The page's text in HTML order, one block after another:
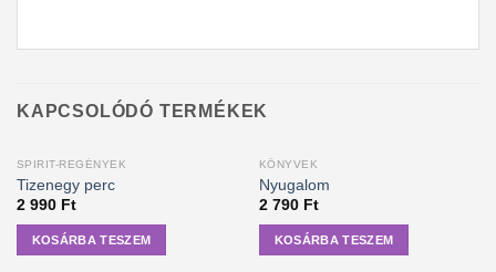
KAPCSOLÓDÓ TERMÉKEK
SPIRIT-REGÉNYEK
Tizenegy perc
2 990 Ft
KOSÁRBA TESZEM
KÖNYVEK
Nyugalom
2 790 Ft
KOSÁRBA TESZEM